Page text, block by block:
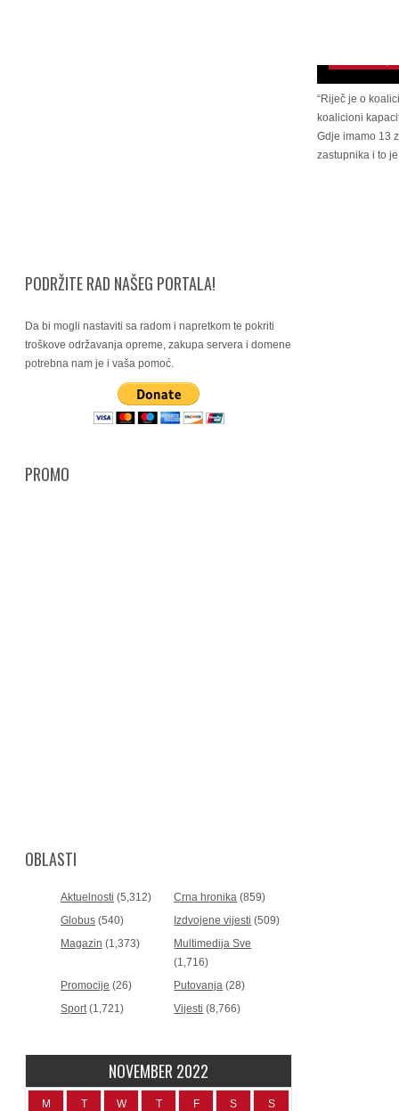
PODRŽITE RAD NAŠEG PORTALA!
Da bi mogli nastaviti sa radom i napretkom te pokriti
troškove održavanja opreme, zakupa servera i domene
potrebna nam je i vaša pomoć.
PROMO
OBLASTI
Aktuelnosti (5,312) Crna hronika (859)
Globus (540) Izdvojene vijesti (509)
Magazin (1,373)
Multimedija Sve
(1,716)
Promocije (26) Putovanja (28)
Sport(1,721) Vijesti (8,766)
NOVEMBER 2022
M T W T F S S
“Riječ je o
koalicioni
Gdje imamo 13
zastupnika i to